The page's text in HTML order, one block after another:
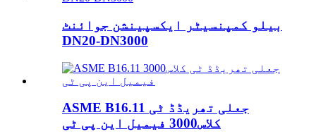
بیلو کمپنسیٹر ایکسپینشن جوائنٹ
DN20-DN3000
ASME B16.11 جعلی تھریڈڈ ٹی
کلاس3000 فیمیل این پی ٹی